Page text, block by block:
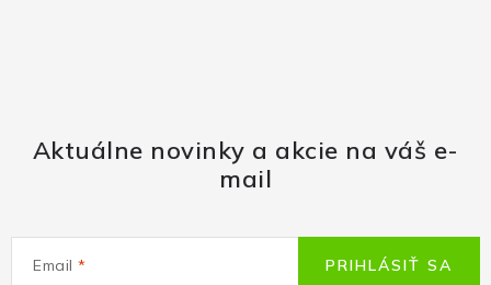
Aktuálne novinky a akcie na váš e-
mail
Email PRIHLÁSIŤ SA